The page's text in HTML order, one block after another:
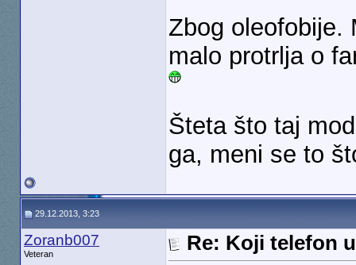
Zbog oleofobije.
malo protrlja o
Šteta što taj
ga, meni se to
29.12.2013, 3:23
Zoranb007
Veteran
Re: Koji telefon